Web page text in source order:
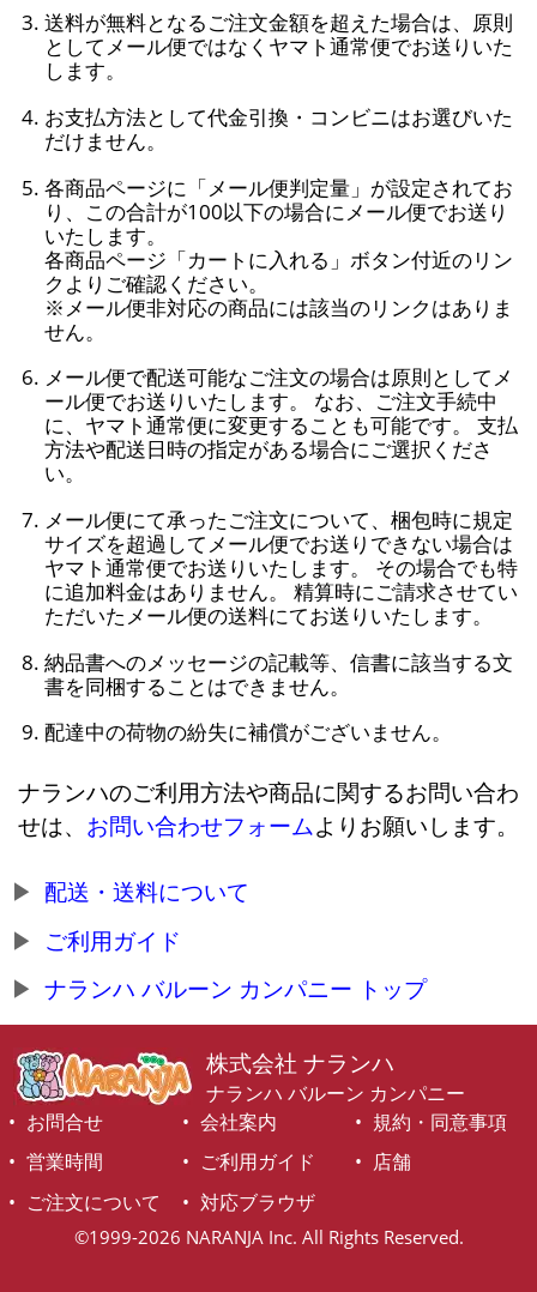
送料が無料となるご注文金額を超えた場合は、原則
としてメール便ではなくヤマト通常便でお送りいた
します。
お支払方法として代金引換・コンビニはお選びいた
だけません。
各商品ページに「メール便判定量」が設定されてお
り、この合計が100以下の場合にメール便でお送り
いたします。
各商品ページ「カートに入れる」ボタン付近のリン
クよりご確認ください。
※メール便非対応の商品には該当のリンクはありま
せん。
メール便で配送可能なご注文の場合は原則としてメ
ール便でお送りいたします。 なお、ご注文手続中
に、ヤマト通常便に変更することも可能です。 支払
方法や配送日時の指定がある場合にご選択くださ
い。
メール便にて承ったご注文について、梱包時に規定
サイズを超過してメール便でお送りできない場合は
ヤマト通常便でお送りいたします。 その場合でも特
に追加料金はありません。 精算時にご請求させてい
ただいたメール便の送料にてお送りいたします。
納品書へのメッセージの記載等、信書に該当する文
書を同梱することはできません。
配達中の荷物の紛失に補償がございません。
ナランハのご利用方法や商品に関するお問い合わ
せは、 お問い合わせフォームよりお願いします。
配送・送料について
ご利用ガイド
ナランハ バルーン カンパニー トップ
株式会社 ナランハ
ナランハ バルーン カンパニー
お問合せ
会社案内
規約・同意事項
営業時間
ご利用ガイド
店舗
ご注文について
対応ブラウザ
©1999-2026 NARANJA Inc. All Rights Reserved.